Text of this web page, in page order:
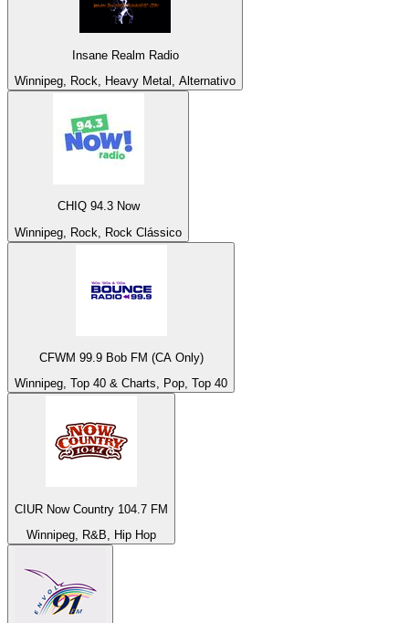
Insane Realm Radio
Winnipeg, Rock, Heavy Metal, Alternativo
CHIQ 94.3 Now
Winnipeg, Rock, Rock Clássico
CFWM 99.9 Bob FM (CA Only)
Winnipeg, Top 40 & Charts, Pop, Top 40
CIUR Now Country 104.7 FM
Winnipeg, R&B, Hip Hop